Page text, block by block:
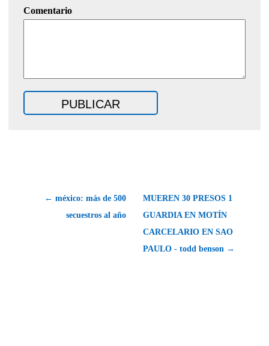
Comentario
← méxico: más de 500
secuestros al año
MUEREN 30 PRESOS 1
GUARDIA EN MOTÍN
CARCELARIO EN SAO
PAULO - todd benson →